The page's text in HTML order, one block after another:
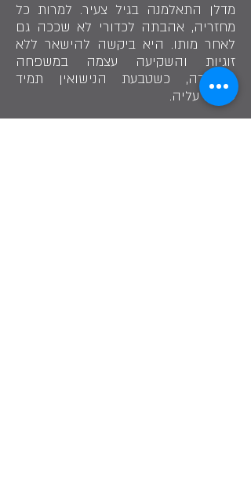
מדלן התאלמנה בגיל צעיר. למרות כל
מחזריה, אהבתה לכדורי לא שככה גם
לאחר מותו. היא ביקשה להישאר ללא
זוגיות והשקיעה עצמה במשפחה
ובעבודה, כשטבעת הנישואין תמיד
ענודה עליה.